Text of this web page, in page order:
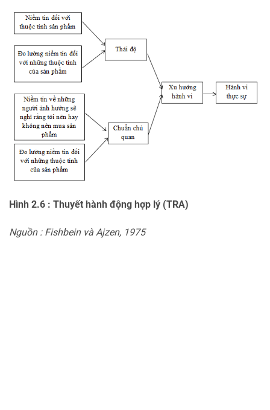
Hình 2.6 : Thuyết hành động hợp lý (TRA)
Nguồn : Fishbein và Ajzen, 1975